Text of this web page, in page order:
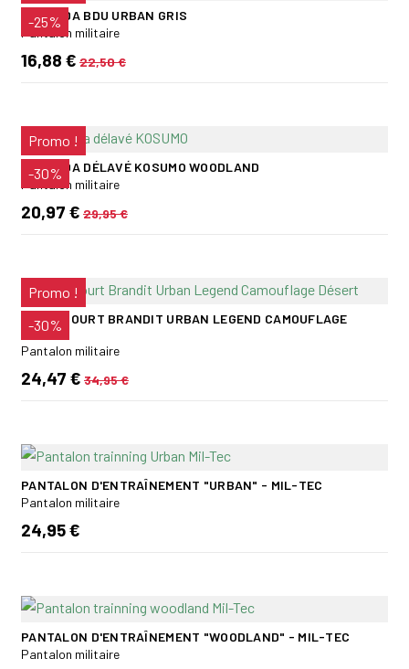
-25%
BERMUDA BDU URBAN GRIS
Pantalon militaire
16,88 € 22,50 €
Promo !
-30%
BERMUDA DÉLAVÉ KOSUMO WOODLAND
Pantalon militaire
20,97 € 29,95 €
Promo !
-30%
PANTACOURT BRANDIT URBAN LEGEND CAMOUFLAGE
DÉSERT
Pantalon militaire
24,47 € 34,95 €
PANTALON D'ENTRAÎNEMENT "URBAN" - MIL-TEC
Pantalon militaire
24,95 €
PANTALON D'ENTRAÎNEMENT "WOODLAND" - MIL-TEC
Pantalon militaire